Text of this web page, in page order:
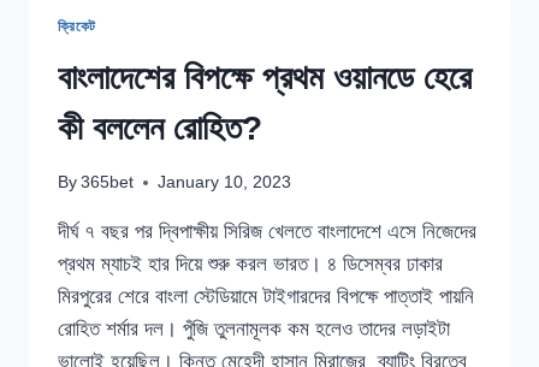
কোহলির
দল?
ক্রিকেট
বাংলাদেশের বিপক্ষে প্রথম ওয়ানডে হেরে
কী বললেন রোহিত?
By 365bet January 10, 2023
দীর্ঘ ৭ বছর পর দ্বিপাক্ষীয় সিরিজ খেলতে বাংলাদেশে এসে নিজেদের
প্রথম ম্যাচই হার দিয়ে শুরু করল ভারত। ৪ ডিসেম্বর ঢাকার
মিরপুরের শেরে বাংলা স্টেডিয়ামে টাইগারদের বিপক্ষে পাত্তাই পায়নি
রোহিত শর্মার দল। পুঁজি তুলনামূলক কম হলেও তাদের লড়াইটা
ভালোই হয়েছিল। কিন্তু মেহেদী হাসান মিরাজের ব্যাটিং বিরত্বে